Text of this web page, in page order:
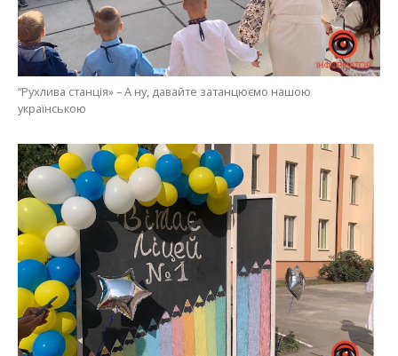
“Рухлива станція» – А ну, давайте затанцюємо нашою
українською